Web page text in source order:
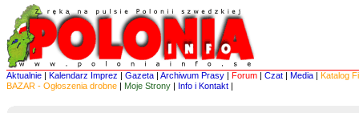
Aktualnie | Kalendarz Imprez | Gazeta | Archiwum Prasy | Forum | Czat | Media | Katalog
BAZAR - Ogłoszenia drobne | Moje Strony | Info i Kontakt |